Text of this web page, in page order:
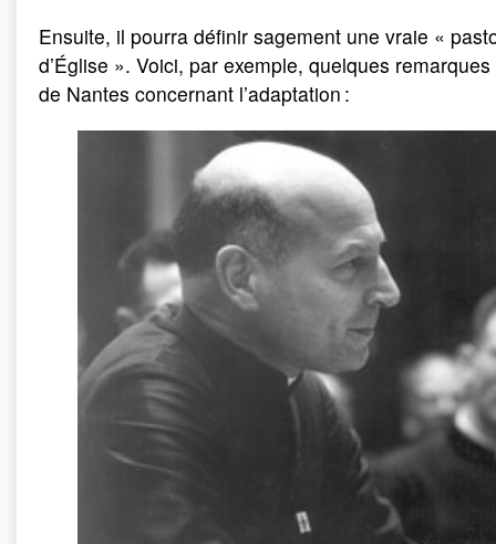
Ensuite, il pourra définir sagement une vraie «
d’Église ». Voici, par exemple, quelques remarques
de Nantes concernant l’adaptation :